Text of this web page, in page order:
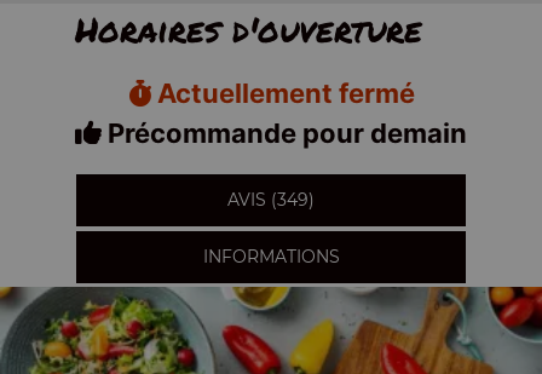
Horaires d'ouverture
Actuellement fermé
Précommande pour demain
AVIS (349)
INFORMATIONS